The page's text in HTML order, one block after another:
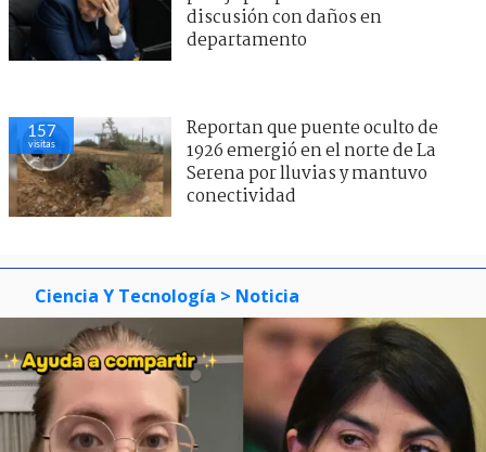
discusión con daños en
departamento
157
visitas
Reportan que puente oculto de
1926 emergió en el norte de La
Serena por lluvias y mantuvo
conectividad
Ciencia Y Tecnología > Noticia